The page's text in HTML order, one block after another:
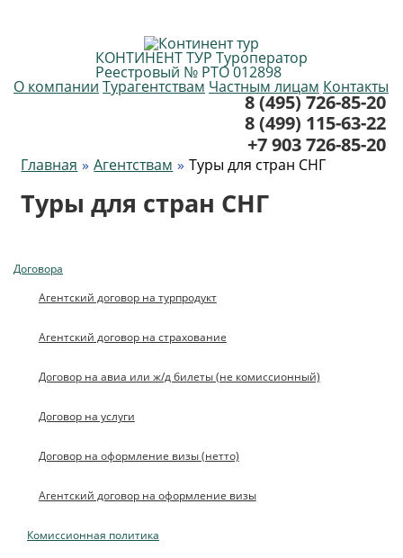
КОНТИНЕНТ ТУР Туроператор
Реестровый № РТО 012898
О компании Турагентствам Частным лицам Контакты
8 (495) 726-85-20
8 (499) 115-63-22
+7 903 726-85-20
Главная Агентствам Туры для стран СНГ
Туры для стран СНГ
Договора
Агентский договор на турпродукт
Агентский договор на страхование
Договор на авиа или ж/д билеты (не комиссионный)
Договор на услуги
Договор на оформление визы (нетто)
Агентский договор на оформление визы
Комиссионная политика